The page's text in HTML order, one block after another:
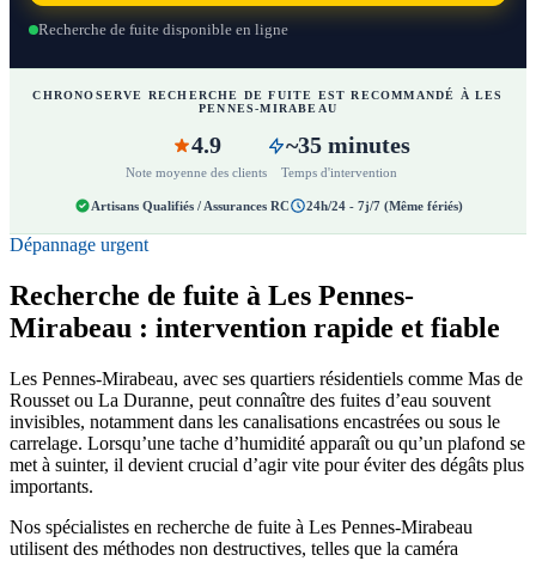
Recherche de fuite disponible en ligne
CHRONOSERVE RECHERCHE DE FUITE EST RECOMMANDÉ À LES
PENNES-MIRABEAU
4.9
Note moyenne des clients
~35 minutes
Temps d'intervention
Artisans Qualifiés / Assurances RC 24h/24 - 7j/7 (Même fériés)
Dépannage urgent
Recherche de fuite à Les Pennes-
Mirabeau : intervention rapide et fiable
Les Pennes-Mirabeau, avec ses quartiers résidentiels comme Mas de
Rousset ou La Duranne, peut connaître des fuites d’eau souvent
invisibles, notamment dans les canalisations encastrées ou sous le
carrelage. Lorsqu’une tache d’humidité apparaît ou qu’un plafond se
met à suinter, il devient crucial d’agir vite pour éviter des dégâts plus
importants.
Nos spécialistes en recherche de fuite à Les Pennes-Mirabeau
utilisent des méthodes non destructives, telles que la caméra